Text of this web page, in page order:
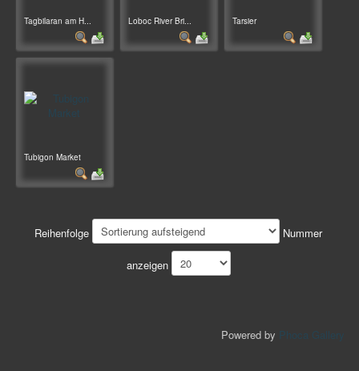
Tagbilaran am H... Loboc River Bri... Tarsier
Tubigon Market
Reihenfolge Nummer
anzeigen
Powered by Phoca Gallery